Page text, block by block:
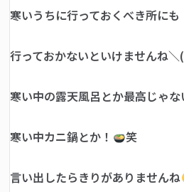
寒いうちに行っておくべき所にも
行っておかないといけませんね
寒い中の露天風呂とか最高じゃ
寒い中カニ鍋とか！ 笑
言い出したらきりがありませんね